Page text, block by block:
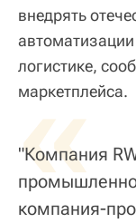
внедрять
логистике,
маркетплейса.
«
"Компания
компания-